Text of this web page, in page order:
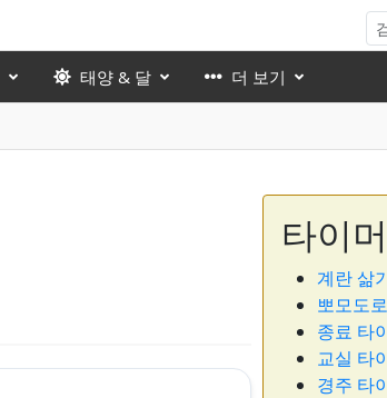
태양 & 달 더 보기
타이
계란 삶
뽀모도
종료 타
교실 타
경주 타